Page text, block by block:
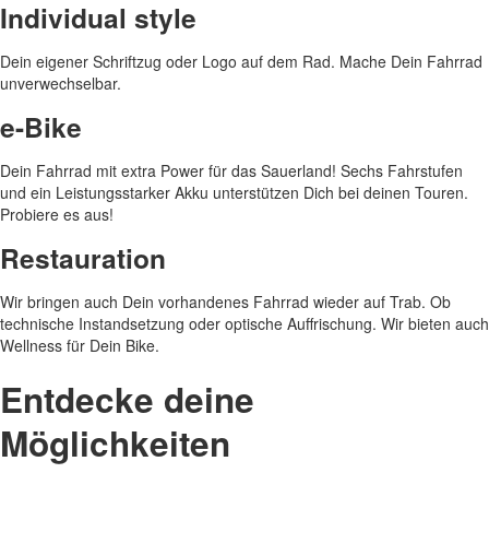
Individual style
Dein eigener Schriftzug oder Logo auf dem Rad. Mache Dein Fahrrad
unverwechselbar.
e-Bike
Dein Fahrrad mit extra Power für das Sauerland! Sechs Fahrstufen
und ein Leistungsstarker Akku unterstützen Dich bei deinen Touren.
Probiere es aus!
Restauration
Wir bringen auch Dein vorhandenes Fahrrad wieder auf Trab. Ob
technische Instandsetzung oder optische Auffrischung. Wir bieten auch
Wellness für Dein Bike.
Entdecke deine
Möglichkeiten